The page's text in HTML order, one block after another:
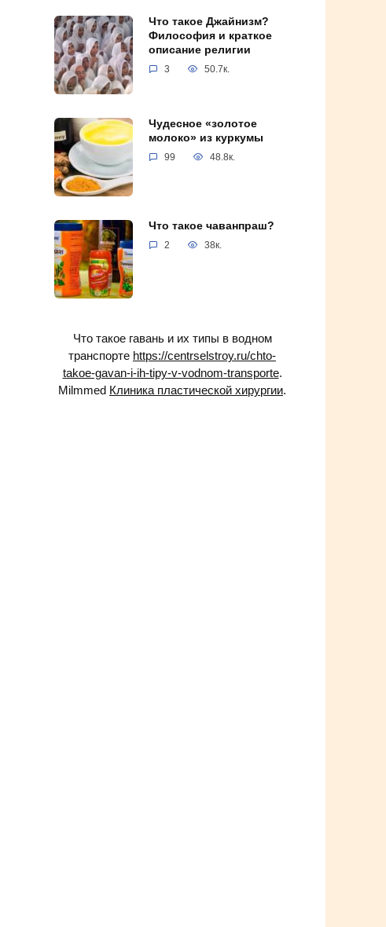
Что такое Джайнизм?
Философия и краткое
описание религии
3 50.7к.
Чудесное «золотое
молоко» из куркумы
99 48.8к.
Что такое чаванпраш?
2 38к.
Что такое гавань и их типы в водном
транспорте https://centrselstroy.ru/chto-
takoe-gavan-i-ih-tipy-v-vodnom-transporte.
Milmmed Клиника пластической хирургии.